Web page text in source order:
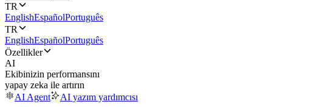
TR
EnglishEspañolPortuguês
TR
EnglishEspañolPortuguês
Özellikler
AI
Ekibinizin performansını
yapay zeka ile artırın
AI Agent
AI yazım yardımcısı